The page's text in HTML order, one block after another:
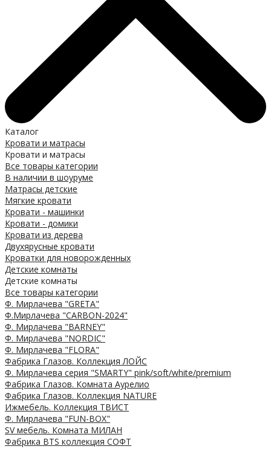
Каталог
Кровати и матрасы
Кровати и матрасы
Все товары категории
В наличии в шоуруме
Матрасы детские
Мягкие кровати
Кровати - машинки
Кровати - домики
Кровати из дерева
Двухярусные кровати
Кроватки для новорожденных
Детские комнаты
Детские комнаты
Все товары категории
Ф. Мирлачева "GRETA"
Ф.Мирлачева "CARBON-2024"
Ф. Мирлачева "BARNEY"
Ф. Мирлачева "NORDIC"
Ф. Мирлачева "FLORA"
Фабрика Глазов. Коллекция ЛОЙС
Ф. Мирлачева серия "SMARTY" pink/soft/white/premium
Фабрика Глазов. Комната Аурелио
Фабрика Глазов. Коллекция NATURE
Ижмебель. Коллекция ТВИСТ
Ф. Мирлачева "FUN-BOX"
SV мебель. Комната МИЛАН
Фабрика BTS коллекция СОФТ